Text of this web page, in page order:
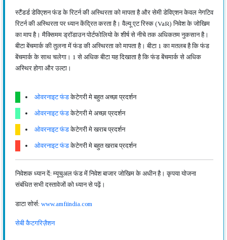
स्टैंडर्ड डेविएशन फंड के रिटर्न की अस्थिरता को मापता है और सेमी डेविएशन केवल नेगटिव
रिटर्न की अस्थिरता पर ध्यान केंद्रित करता है। वैल्यू एट रिस्क (VaR) निवेश के जोखिम
का माप है। मैक्सिमम ड्रॉडाउन पोर्टफोलियो के शीर्ष से नीचे तक अधिकतम नुकसान है।
बीटा बेंचमार्क की तुलना में फंड की अस्थिरता को मापता है। बीटा 1 का मतलब है कि फंड
बेंचमार्क के साथ चलेगा। 1 से अधिक बीटा यह दिखाता है कि फंड बेंचमार्क से अधिक
अस्थिर होगा और उल्टा।
ओवरनाइट फंडकेटेगरी मे बहुत अच्छा प्रदर्शन
ओवरनाइट फंडकेटेगरी मे अच्छा प्रदर्शन
ओवरनाइट फंडकेटेगरी मे खराब प्रदर्शन
ओवरनाइट फंडकेटेगरी मे बहुत खराब प्रदर्शन
निवेशक ध्यान दें: म्यूचुअल फंड में निवेश बाजार जोखिम के अधीन है। कृपया योजना
संबंधित सभी दस्तावेजों को ध्यान से पढ़ें।
डाटा सोर्स: www.amfiindia.com
सेबी कैटगरिज़ैशन